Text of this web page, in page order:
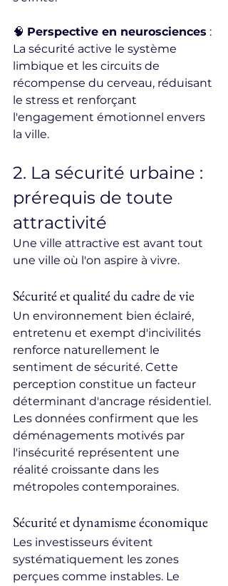
🧠 Perspective en neurosciences :
La sécurité active le système
limbique et les circuits de
récompense du cerveau, réduisant
le stress et renforçant
l'engagement émotionnel envers
la ville.
2. La sécurité urbaine :
prérequis de toute
attractivité
Une ville attractive est avant tout
une ville où l'on aspire à vivre.
Sécurité et qualité du cadre de vie
Un environnement bien éclairé,
entretenu et exempt d'incivilités
renforce naturellement le
sentiment de sécurité. Cette
perception constitue un facteur
déterminant d'ancrage résidentiel.
Les données confirment que les
déménagements motivés par
l'insécurité représentent une
réalité croissante dans les
métropoles contemporaines.
Sécurité et dynamisme économique
Les investisseurs évitent
systématiquement les zones
perçues comme instables. Le